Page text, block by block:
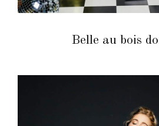
Belle au bois